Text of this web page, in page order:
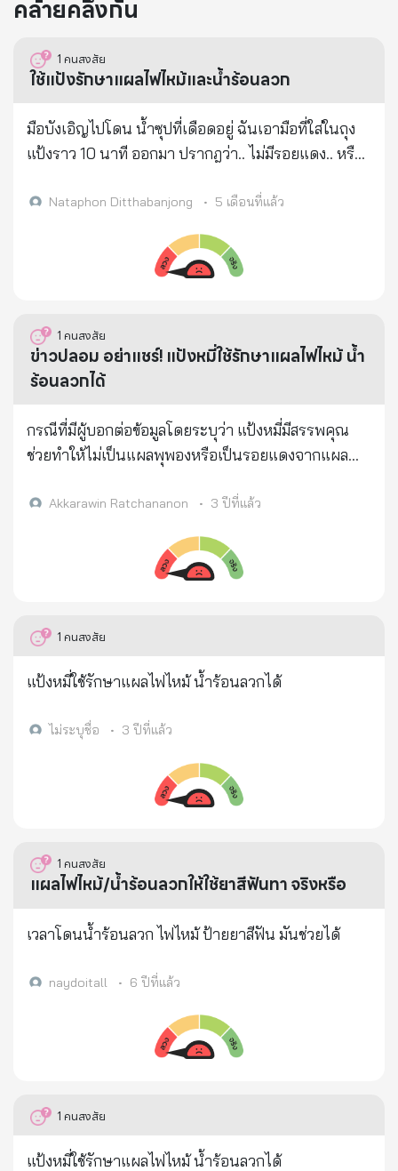
คล้ายคลึงกัน
1 คนสงสัย
ใช้แป้งรักษาแผลไฟไหม้และน้ำร้อนลวก
มือบังเอิญไปโดน น้ำซุปที่เดือดอยู่ ฉันเอามือที่ใส่ในถุง
แป้งราว 10 นาที ออกมา ปรากฎว่า.. ไม่มีรอยแดง.. หรือ
ของร้อน ลวกถูก..จะเอาแป้งหมี่พอกไว้ ปล. แป้งแช่เย็น..
Nataphon Ditthabanjong • 5 เดือนที่แล้ว
1 คนสงสัย
ข่าวปลอม อย่าแชร์! แป้งหมี่ใช้รักษาแผลไฟไหม้ น้ำ
ร้อนลวกได้
กรณีที่มีผู้บอกต่อข้อมูลโดยระบุว่า แป้งหมี่มีสรรพคุณ
ช่วยทำให้ไม่เป็นแผลพุพองหรือเป็นรอยแดงจากแผลน้ำ
สาธารณสุข ได้ตรวจสอบข้อมูลและชี้แจงว่า แป้งหมี่ไม่
เสี่ยงต่อการที่แผลจะติดเชื้อ โดยเมื่อเกิดบาดแผลไฟไหม้
น้ำร้อนลวก หลังจากทำความสะอาดบาดแผลเสร็จแล้ว
บรรเทาอาการปวดได้
Akkarawin Ratchananon • 3 ปีที่แล้ว
1 คนสงสัย
แป้งหมี่ใช้รักษาแผลไฟไหม้ น้ำร้อนลวกได้
ไม่ระบุชื่อ • 3 ปีที่แล้ว
1 คนสงสัย
แผลไฟไหม้/น้ำร้อนลวกให้ใช้ยาสีฟันทา จริงหรือ
เวลาโดนน้ำร้อนลวก ไฟไหม้ ป้ายยาสีฟัน มันช่วยได้
naydoitall • 6 ปีที่แล้ว
1 คนสงสัย
แป้งหมี่ใช้รักษาแผลไฟไหม้ น้ำร้อนลวกได้